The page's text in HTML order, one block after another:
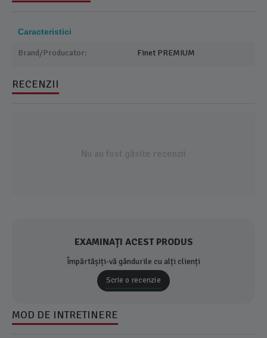
Caracteristici
Brand/Producator: Finet PREMIUM
RECENZII
Nu au fost găsite recenzii
EXAMINAȚI ACEST PRODUS
Împărtășiți-vă gândurile cu alți clienți
Scrie o recenzie
MOD DE INTRETINERE